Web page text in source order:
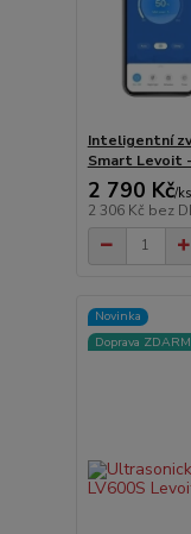
Inteligentní
Smart Levoit
2 790 Kč/ks
2 306 Kč bez
Novinka
Doprava